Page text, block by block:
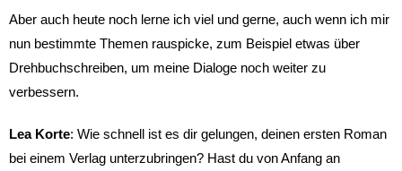
Aber auch heute noch lerne ich viel und gerne, auch wenn ich mir
nun bestimmte Themen rauspicke, zum Beispiel etwas über
Drehbuchschreiben, um meine Dialoge noch weiter zu
verbessern.
Lea Korte: Wie schnell ist es dir gelungen, deinen ersten Roman
bei einem Verlag unterzubringen? Hast du von Anfang an